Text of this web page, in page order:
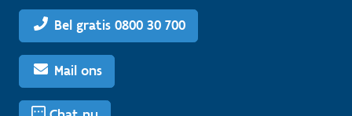
Bel gratis 0800 30 700
Mail ons